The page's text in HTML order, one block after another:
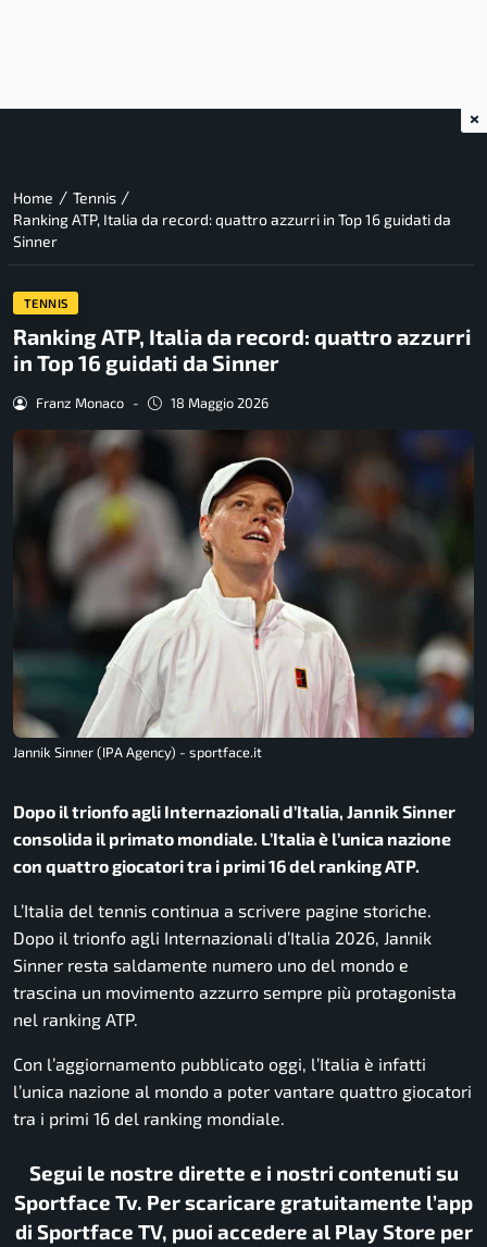
Home / Tennis /
Ranking ATP, Italia da record: quattro azzurri in Top 16 guidati da
Sinner
TENNIS
Ranking ATP, Italia da record: quattro azzurri
in Top 16 guidati da Sinner
Franz Monaco - 18 Maggio 2026
Jannik Sinner (IPA Agency) - sportface.it
Dopo il trionfo agli Internazionali d’Italia, Jannik Sinner
consolida il primato mondiale. L’Italia è l’unica nazione
con quattro giocatori tra i primi 16 del ranking ATP.
L’Italia del tennis continua a scrivere pagine storiche.
Dopo il trionfo agli Internazionali d’Italia 2026, Jannik
Sinner resta saldamente numero uno del mondo e
trascina un movimento azzurro sempre più protagonista
nel ranking ATP.
Con l’aggiornamento pubblicato oggi, l’Italia è infatti
l’unica nazione al mondo a poter vantare quattro giocatori
tra i primi 16 del ranking mondiale.
Segui le nostre dirette e i nostri contenuti su
Sportface Tv. Per scaricare gratuitamente l’app
di Sportface TV, puoi accedere al Play Store per
×